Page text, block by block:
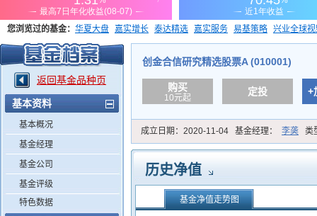
您浏览过的基金： 华夏大盘 嘉实增长 泰达精选 嘉实服务 易基策略 兴业全球
添富优势 华安宏利 上证180价值ETF
返回基金品种页
基本资料
基本概况
基金经理
基金公司
基金评级
特色数据
创金合信研究精选股票A (010001)
购买
10元起
定投 +
成立日期： 2020-11-04 基金经理： 李䶮 类
历史净值
基金净值走势图